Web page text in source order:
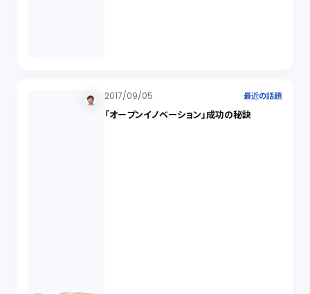
2017/09/05 最近の話題
「オープンイノベーション」成功の秘訣